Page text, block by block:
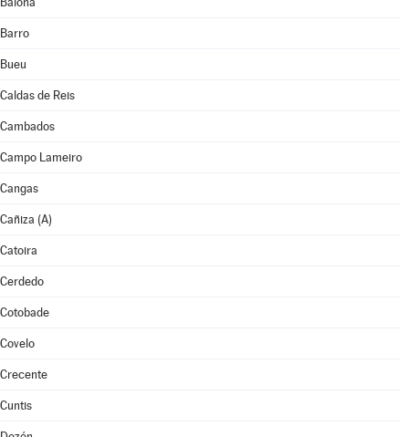
Barro
Bueu
Caldas de Reis
Cambados
Campo Lameiro
Cangas
Cañiza (A)
Catoira
Cerdedo
Cotobade
Covelo
Crecente
Cuntis